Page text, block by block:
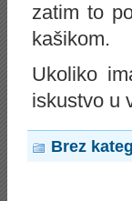
zatim to
kašikom.
Ukoliko
iskustvo u
Brez